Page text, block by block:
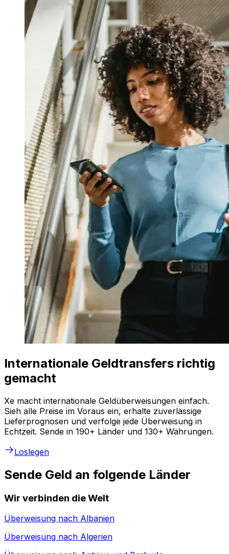
Internationale Geldtransfers richtig
gemacht
Xe macht internationale Geldüberweisungen einfach.
Sieh alle Preise im Voraus ein, erhalte zuverlässige
Lieferprognosen und verfolge jede Überweisung in
Echtzeit. Sende in 190+ Länder und 130+ Währungen.
Loslegen
Sende Geld an folgende Länder
Wir verbinden die Welt
Überweisung nach Albanien
Überweisung nach Algerien